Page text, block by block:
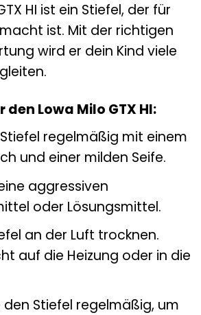
HI ist ein Stiefel, der für
ist. Mit der richtigen
wird er dein Kind viele
Lowa Milo GTX HI:
regelmäßig mit einem
und einer milden Seife.
aggressiven
oder Lösungsmittel.
an der Luft trocknen.
auf die Heizung oder in die
Stiefel regelmäßig, um